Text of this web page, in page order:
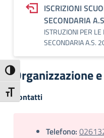
Attiva/disattiva alto contrasto
Attiva/disattiva dimensione
ISCRIZIONI
SECONDARIA
ISTRUZIONI PER
SECONDARIA A.S.
Organizzazione
Contatti
Telefono: